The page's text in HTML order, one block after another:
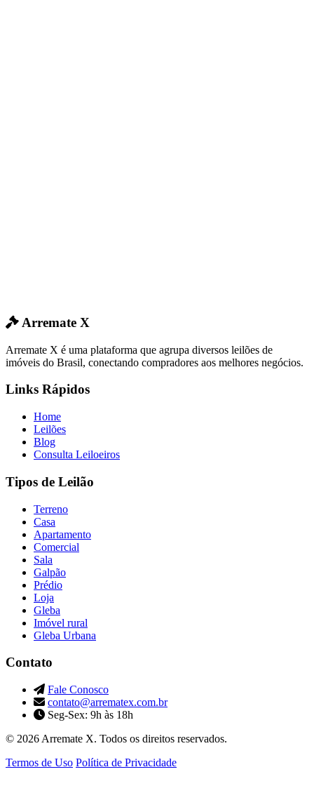
Arremate X
Arremate X é uma plataforma que agrupa diversos leilões de
imóveis do Brasil, conectando compradores aos melhores negócios.
Links Rápidos
Home
Leilões
Blog
Consulta Leiloeiros
Tipos de Leilão
Terreno
Casa
Apartamento
Comercial
Sala
Galpão
Prédio
Loja
Gleba
Imóvel rural
Gleba Urbana
Contato
Fale Conosco
contato@arrematex.com.br
Seg-Sex: 9h às 18h
© 2026 Arremate X. Todos os direitos reservados.
Termos de Uso Política de Privacidade